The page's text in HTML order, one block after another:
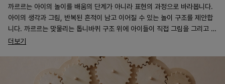
까르르는 아이의 놀이를 배움의 단계가 아니라 표현의 과정으로 바라봅니다.
아이의 생각과 그림, 반복된 흔적이 남고 이어질 수 있는 놀이 구조를 제안합
니다. 까르르는 맞물리는 톱니바퀴 구조 위에 아이들이 직접 그림을 그리고 배
치하며 놀이를 이어갈 수 있도록 설계된 원목 아트 놀이 키트입니다.
더보기